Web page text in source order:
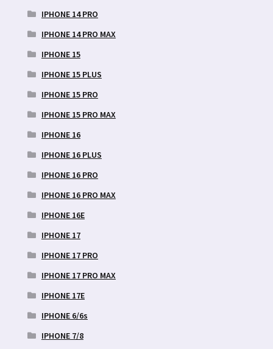
IPHONE 14 PRO
IPHONE 14 PRO MAX
IPHONE 15
IPHONE 15 PLUS
IPHONE 15 PRO
IPHONE 15 PRO MAX
IPHONE 16
IPHONE 16 PLUS
IPHONE 16 PRO
IPHONE 16 PRO MAX
IPHONE 16E
IPHONE 17
IPHONE 17 PRO
IPHONE 17 PRO MAX
IPHONE 17E
IPHONE 6/6s
IPHONE 7/8